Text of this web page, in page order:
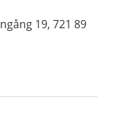
19, 721 89